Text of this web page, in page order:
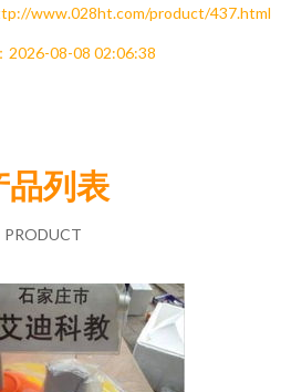
www.028ht.com/product/437.html
2026-08-08 02:06:38
品列表
PRODUCT